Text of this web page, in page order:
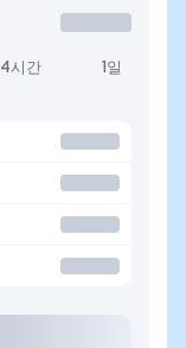
4시간 1일